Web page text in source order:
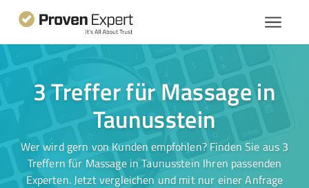
3 Treffer für Massage in
Taunusstein
Wer wird gern von Kunden empfohlen? Finden Sie aus 3
Treffern für Massage in Taunusstein Ihren passenden
Experten. Jetzt vergleichen und mit nur einer Anfrage